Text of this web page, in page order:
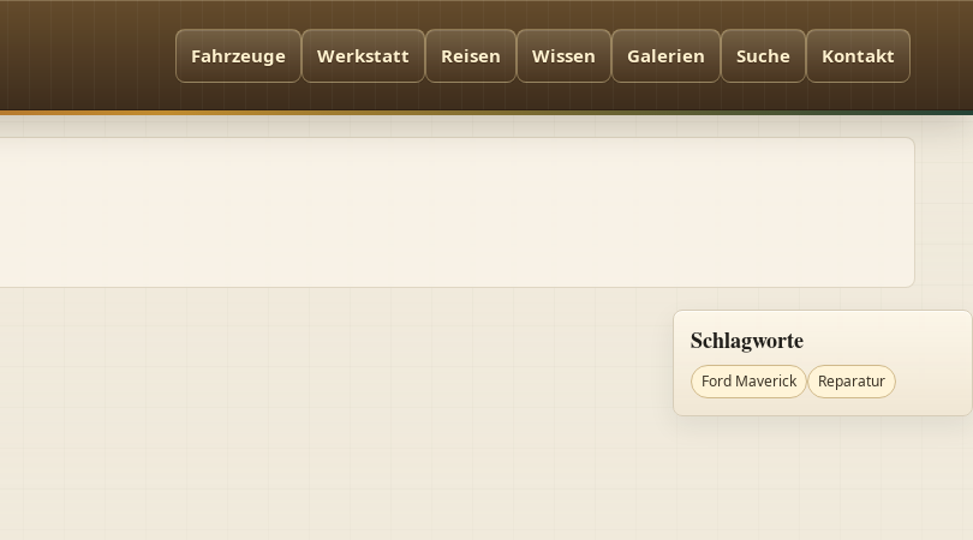
Fahrzeuge Werkstatt Reisen Wissen Galerien Suche Kontakt
Schlagworte
Ford Maverick Reparatur